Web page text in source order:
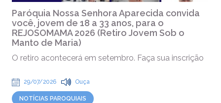
Paróquia Nossa Senhora Aparecida convida
você, jovem de 18 a 33 anos, para o
REJOSOMAMA 2026 (Retiro Jovem Sob o
Manto de Maria)
O retiro acontecerá em setembro. Faça sua inscrição
29/07/2026 Ouça
NOTÍCIAS PAROQUIAIS